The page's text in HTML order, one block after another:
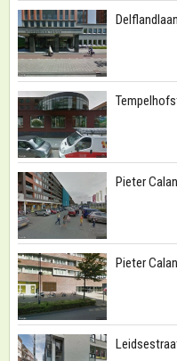
Pieter
Pieter